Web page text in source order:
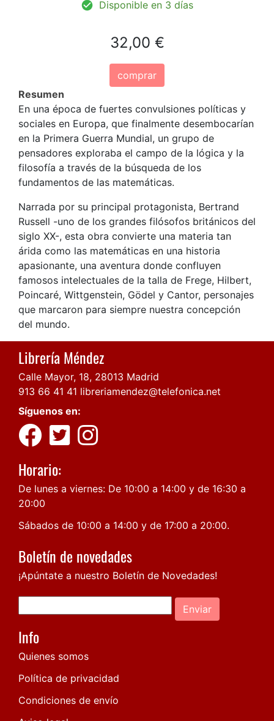
Disponible en 3 días
32,00 €
comprar
Resumen
En una época de fuertes convulsiones políticas y
sociales en Europa, que finalmente desembocarían
en la Primera Guerra Mundial, un grupo de
pensadores exploraba el campo de la lógica y la
filosofía a través de la búsqueda de los
fundamentos de las matemáticas.
Narrada por su principal protagonista, Bertrand
Russell -uno de los grandes filósofos británicos del
siglo XX-, esta obra convierte una materia tan
árida como las matemáticas en una historia
apasionante, una aventura donde confluyen
famosos intelectuales de la talla de Frege, Hilbert,
Poincaré, Wittgenstein, Gödel y Cantor, personajes
que marcaron para siempre nuestra concepción
del mundo.
Librería Méndez
Calle Mayor, 18, 28013 Madrid
913 66 41 41 libreriamendez@telefonica.net
Síguenos en:
Horario:
De lunes a viernes: De 10:00 a 14:00 y de 16:30 a
20:00
Sábados de 10:00 a 14:00 y de 17:00 a 20:00.
Boletín de novedades
¡Apúntate a nuestro Boletín de Novedades!
Enviar
Info
Quienes somos
Política de privacidad
Condiciones de envío